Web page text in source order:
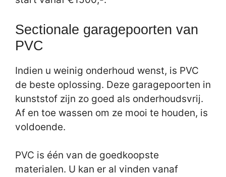
Sectionale garagepoorten van
PVC
Indien u weinig onderhoud wenst, is PVC
de beste oplossing. Deze garagepoorten in
kunststof zijn zo goed als onderhoudsvrij.
Af en toe wassen om ze mooi te houden, is
voldoende.
PVC is één van de goedkoopste
materialen. U kan er al vinden vanaf